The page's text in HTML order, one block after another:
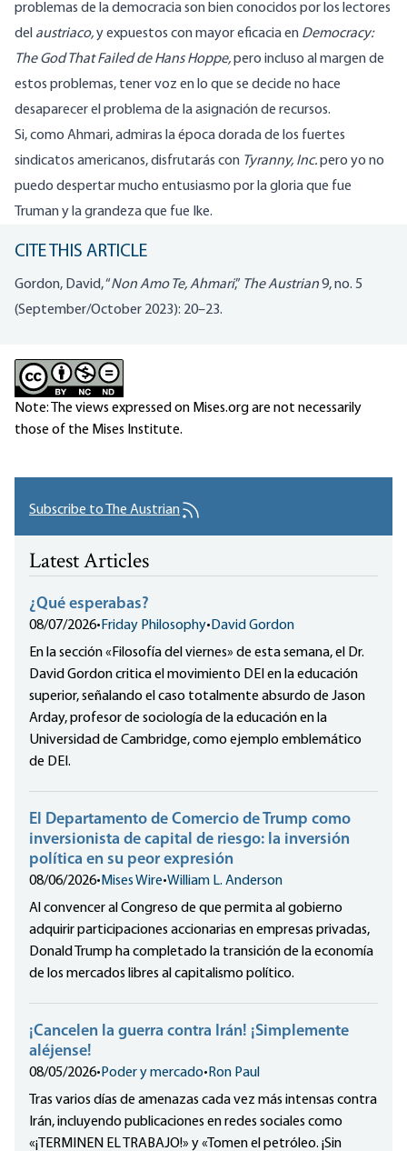
problemas de la democracia son bien conocidos por los lectores
del austriaco,y expuestos con mayor eficacia en Democracy:
The God That Failed de Hans Hoppe,pero incluso al margen de
estos problemas, tener voz en lo que se decide no hace
desaparecer el problema de la asignación de recursos.
Si, como Ahmari, admiras la época dorada de los fuertes
sindicatos americanos, disfrutarás con Tyranny, Inc.pero yo no
puedo despertar mucho entusiasmo por la gloria que fue
Truman y la grandeza que fue Ike.
CITE THIS ARTICLE
Gordon, David, “Non Amo Te, Ahmari,” The Austrian9, no. 5
(September/October 2023): 20–23.
Note: The views expressed on Mises.org are not necessarily
those of the Mises Institute.
Subscribe to The Austrian
Latest Articles
¿Qué esperabas?
08/07/2026• Friday Philosophy• David Gordon
En la sección «Filosofía del viernes» de esta semana, el Dr.
David Gordon critica el movimiento DEI en la educación
superior, señalando el caso totalmente absurdo de Jason
Arday, profesor de sociología de la educación en la
Universidad de Cambridge, como ejemplo emblemático
de DEI.
El Departamento de Comercio de Trump como
inversionista de capital de riesgo: la inversión
política en su peor expresión
08/06/2026• Mises Wire•William L. Anderson
Al convencer al Congreso de que permita al gobierno
adquirir participaciones accionarias en empresas privadas,
Donald Trump ha completado la transición de la economía
de los mercados libres al capitalismo político.
¡Cancelen la guerra contra Irán! ¡Simplemente
aléjense!
08/05/2026• Poder y mercado• Ron Paul
Tras varios días de amenazas cada vez más intensas contra
Irán, incluyendo publicaciones en redes sociales como
«¡TERMINEN EL TRABAJO!» y «Tomen el petróleo. ¡Sin